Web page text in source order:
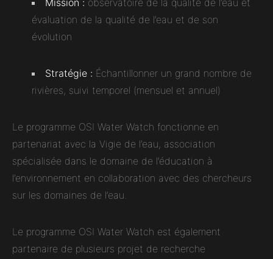
Mission : observatoire de la qualité de l’eau et
évaluation de la qualité de l’eau et de son
évolution
Stratégie : Échantillonner un grand nombre de
rivières, suivi temporel (mensuel et annuel)
Le programme OSI Water Watch fonctionne en
partenariat avec la Vigie de l’eau, association
spécialisée dans le domaine de l’éducation à
l’environnement en collaboration avec des chercheurs
sur les domaines de l’eau.
Le programme OSI Water Watch est également
partenaire de plusieurs projet de recherche